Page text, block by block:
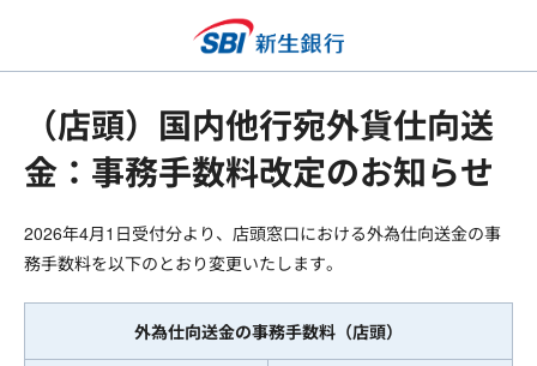
（店頭）国内他行宛外貨仕向送
金：事務手数料改定のお知らせ
2026年4月1日受付分より、店頭窓口における外為仕向送金の事
務手数料を以下のとおり変更いたします。
外為仕向送金の事務手数料（店頭）